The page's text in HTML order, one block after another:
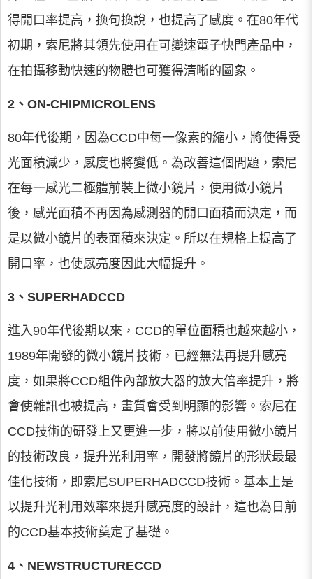
得開口率提高，換句換說，也提高了感度。在80年代
初期，索尼將其領先使用在可變速電子快門產品中，
在拍攝移動快速的物體也可獲得清晰的圖象。
2、ON-CHIPMICROLENS
80年代後期，因為CCD中每一像素的縮小，將使得受
光面積減少，感度也將變低。為改善這個問題，索尼
在每一感光二極體前裝上微小鏡片，使用微小鏡片
後，感光面積不再因為感測器的開口面積而決定，而
是以微小鏡片的表面積來決定。所以在規格上提高了
開口率，也使感亮度因此大幅提升。
3、SUPERHADCCD
進入90年代後期以來，CCD的單位面積也越來越小，
1989年開發的微小鏡片技術，已經無法再提升感亮
度，如果將CCD組件內部放大器的放大倍率提升，將
會使雜訊也被提高，畫質會受到明顯的影響。索尼在
CCD技術的研發上又更進一步，將以前使用微小鏡片
的技術改良，提升光利用率，開發將鏡片的形狀最最
佳化技術，即索尼SUPERHADCCD技術。基本上是
以提升光利用效率來提升感亮度的設計，這也為日前
的CCD基本技術奠定了基礎。
4、NEWSTRUCTURECCD